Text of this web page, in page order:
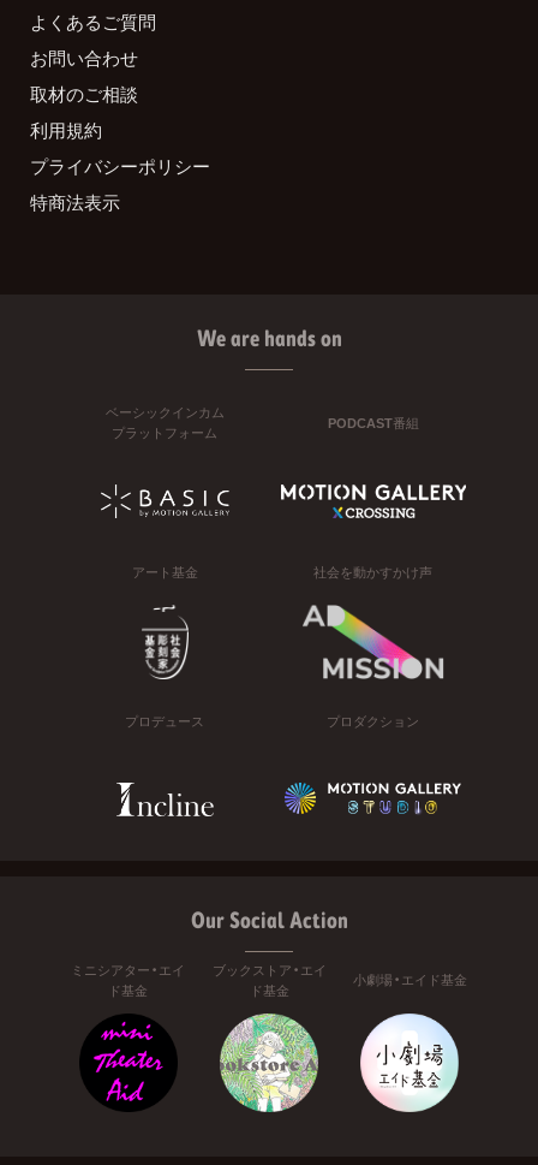
よくあるご質問
お問い合わせ
取材のご相談
利用規約
プライバシーポリシー
特商法表示
We are hands on
ベーシックインカム
プラットフォーム
PODCAST番組
アート基金 社会を動かすかけ声
プロデュース プロダクション
Our Social Action
ミニシアター・エイ
ド基金
ブックストア・エイ
ド基金
小劇場・エイド基金